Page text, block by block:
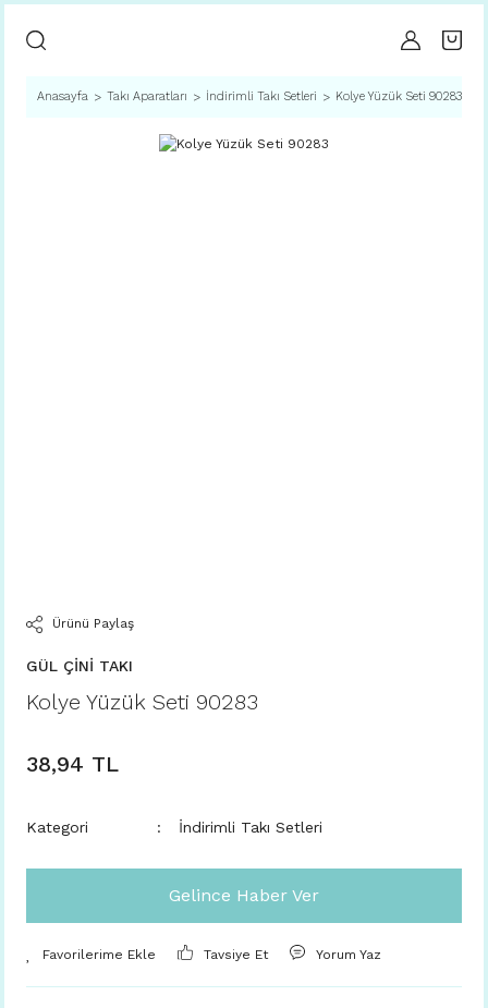
Anasayfa Takı Aparatları İndirimli Takı Setleri Kolye Yüzük Seti 90283
Ürünü Paylaş
GÜL ÇİNİ TAKI
Kolye Yüzük Seti 90283
38,94 TL
Kategori İndirimli Takı Setleri
Gelince Haber Ver
Tavsiye Et Yorum Yaz